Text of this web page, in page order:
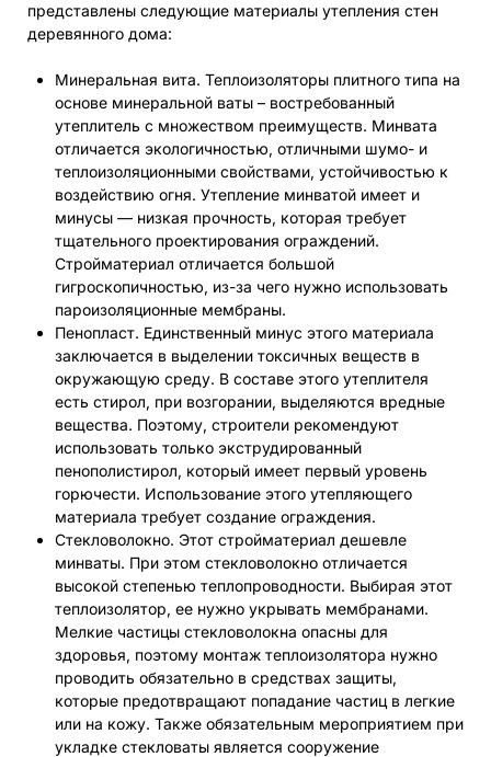
представлены следующие материалы утепления стен
деревянного дома:
Минеральная вита. Теплоизоляторы плитного типа на
основе минеральной ваты – востребованный
утеплитель с множеством преимуществ. Минвата
отличается экологичностью, отличными шумо- и
теплоизоляционными свойствами, устойчивостью к
воздействию огня. Утепление минватой имеет и
минусы — низкая прочность, которая требует
тщательного проектирования ограждений.
Стройматериал отличается большой
гигроскопичностью, из-за чего нужно использовать
пароизоляционные мембраны.
Пенопласт. Единственный минус этого материала
заключается в выделении токсичных веществ в
окружающую среду. В составе этого утеплителя
есть стирол, при возгорании, выделяются вредные
вещества. Поэтому, строители рекомендуют
использовать только экструдированный
пенополистирол, который имеет первый уровень
горючести. Использование этого утепляющего
материала требует создание ограждения.
Стекловолокно. Этот стройматериал дешевле
минваты. При этом стекловолокно отличается
высокой степенью теплопроводности. Выбирая этот
теплоизолятор, ее нужно укрывать мембранами.
Мелкие частицы стекловолокна опасны для
здоровья, поэтому монтаж теплоизолятора нужно
проводить обязательно в средствах защиты,
которые предотвращают попадание частиц в легкие
или на кожу. Также обязательным мероприятием при
укладке стекловаты является сооружение